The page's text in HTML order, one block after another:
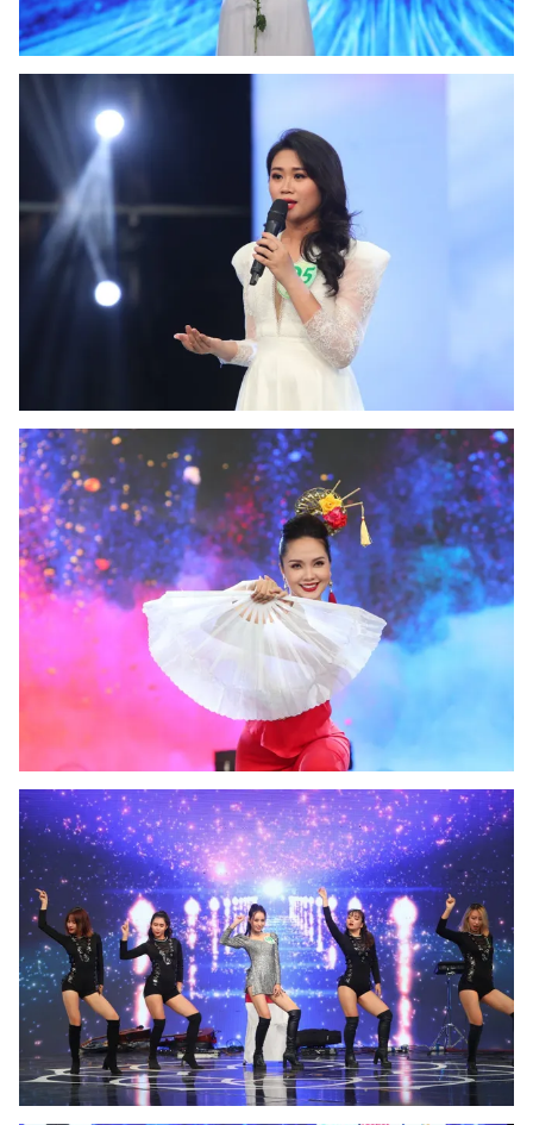
Nguyễn Trọng Ninh
Tổng đài VTV:024.38 355 931 - 024.38 355 932
Ðiện thoại Thời báo VTV:024.66 897 897
toasoan@vtv.vn
Liên hệ quảng cáo:
024-7300.7108
® Cấm sao chép dưới mọi hình thức nếu không có sự chấp
thuận bằng văn bản. Ghi rõ nguồn VTV.vn khi phát hành lại
thông tin từ website này.